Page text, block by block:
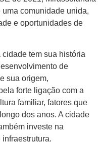
comunidade unida,
e oportunidades de
tem sua história
de
sua origem,
forte ligação com a
familiar, fatores que
dos anos. A cidade
investe na